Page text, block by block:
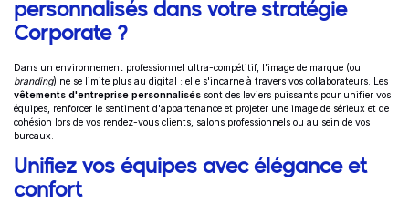
personnalisés dans votre stratégie
Corporate ?
Dans un environnement professionnel ultra-compétitif, l'image de marque (ou
branding) ne se limite plus au digital : elle s'incarne à travers vos collaborateurs. Les
vêtements d'entreprise personnalisés sont des leviers puissants pour unifier vos
équipes, renforcer le sentiment d'appartenance et projeter une image de sérieux et de
cohésion lors de vos rendez-vous clients, salons professionnels ou au sein de vos
bureaux.
Unifiez vos équipes avec élégance et
confort